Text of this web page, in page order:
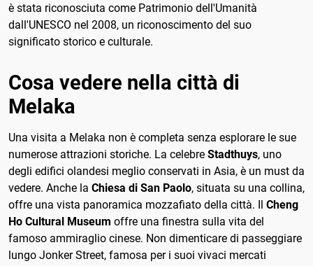
è stata riconosciuta come Patrimonio dell'Umanità
dall'UNESCO nel 2008, un riconoscimento del suo
significato storico e culturale.
Cosa vedere nella città di
Melaka
Una visita a Melaka non è completa senza esplorare le sue
numerose attrazioni storiche. La celebre Stadthuys, uno
degli edifici olandesi meglio conservati in Asia, è un must da
vedere. Anche la Chiesa di San Paolo, situata su una collina,
offre una vista panoramica mozzafiato della città. Il Cheng
Ho Cultural Museum offre una finestra sulla vita del
famoso ammiraglio cinese. Non dimenticare di passeggiare
lungo Jonker Street, famosa per i suoi vivaci mercati